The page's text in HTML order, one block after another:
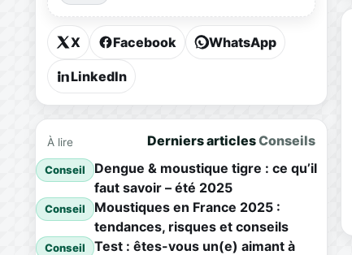
X Facebook WhatsApp
LinkedIn
À lire Derniers articlesConseils
Conseil
Dengue & moustique tigre : ce qu’il
faut savoir – été 2025
Conseil
Moustiques en France 2025 :
tendances, risques et conseils
Conseil
Test : êtes-vous un(e) aimant à